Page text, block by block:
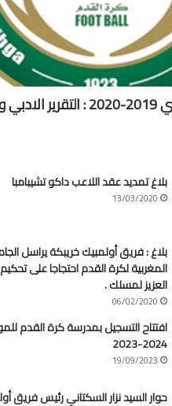
الجمع العام العادي 2019-2020 :
بلاغ تمديد عقد اللاعب داكو تشيبامبا
13/03/2020
بلاغ : فريق أولمبيك خريبكة يراسل
المغربية لكرة القدم احتجاجا على
العزيز لمسلك .
06/02/2020
افتتاح التسجيل بمدرسة كرة القدم
2024-2023
19/09/2023
حوار السيد نزار السكتاني رئيس فريق